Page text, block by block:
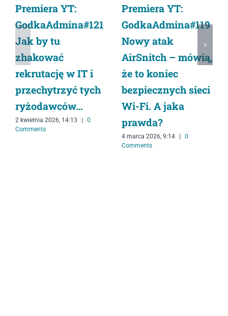
Premiera YT:
GodkaAdmina#121
Jak by tu
zhakować
rekrutację w IT i
przechytrzyć tych
ryżodawców…
2 kwietnia 2026, 14:13 |
0
Comments
Premiera YT:
GodkaAdmina#119
Nowy atak
AirSnitch – mówią,
że to koniec
bezpiecznych sieci
Wi-Fi. A jaka
prawda?
4 marca 2026, 9:14 |
0
Comments